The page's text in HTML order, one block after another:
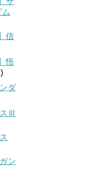
信
悟
ダ
スⅢ
ン